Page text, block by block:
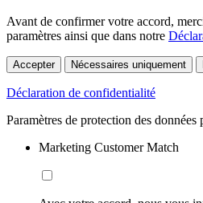
Avant de confirmer votre accord,
paramètres ainsi que dans notre
Accepter Nécessaires uniquement
Déclaration de confidentialité
Paramètres de protection des données
Marketing Customer Match